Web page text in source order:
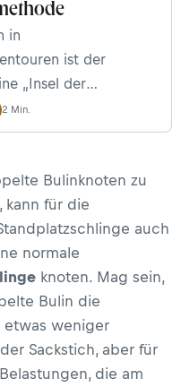
in
ist der
„Insel der
Peter Plattner
Standplatzbau-
mit der
auf sich hat.
Einsatz, wenn kein
vorhanden ist.
2 Min.
Bulinknoten zu
kann für die
auch
normale
knoten. Mag sein,
Bulin die
etwas weniger
Sackstich, aber für
die am